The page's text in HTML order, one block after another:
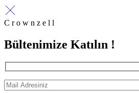
C r o w n z e l l
Bültenimize Katılın !